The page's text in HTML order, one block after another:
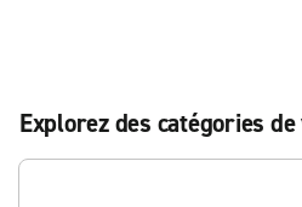
Explorez des catégories